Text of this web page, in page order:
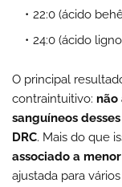
22:0 (ácido
24:0 (ácido
O principal
contraintuitivo: não
sanguíneos
DRC. Mais do que
associado a
ajustada para